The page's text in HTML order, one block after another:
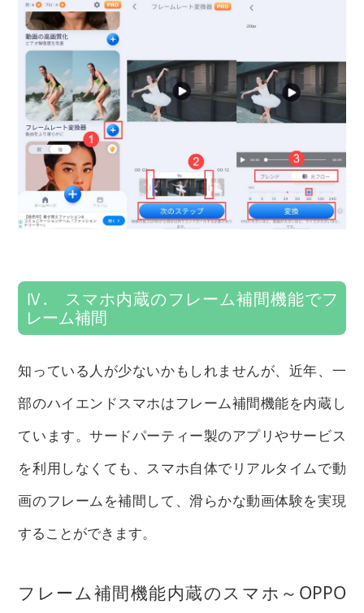
Ⅳ. スマホ内蔵のフレーム補間機能でフ
レーム補間
知っている人が少ないかもしれませんが、近年、一
部のハイエンドスマホはフレーム補間機能を内蔵し
ています。サードパーティー製のアプリやサービス
を利用しなくても、スマホ自体でリアルタイムで動
画のフレームを補間して、滑らかな動画体験を実現
することができます。
フレーム補間機能内蔵のスマホ～OPPO